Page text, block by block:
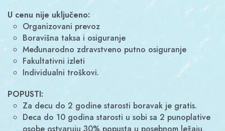
U cenu nije uključeno:
Organizovani prevoz
Boravišna taksa i osiguranje
Međunarodno zdravstveno putno osiguranje
Fakultativni izleti
Individualni troškovi.
POPUSTI:
Za decu do 2 godine starosti boravak je gratis.
Deca do 10 godina starosti u sobi sa 2 punoplative